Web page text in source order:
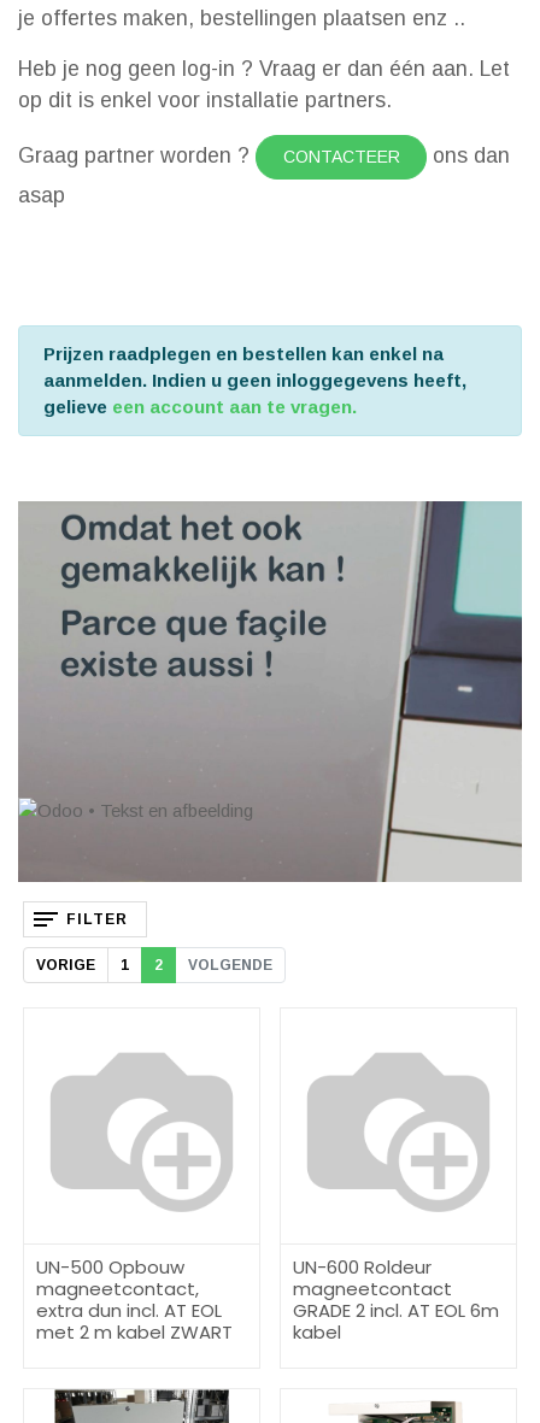
je offertes maken, bestellingen plaatsen enz ..
Heb je nog geen log-in ? Vraag er dan één aan. Let
op dit is enkel voor installatie partners.
Graag partner worden ? CONTACTEER
ons dan
asap
Prijzen raadplegen en bestellen kan enkel na
aanmelden. Indien u geen inloggegevens heeft,
gelieve een account aan te vragen.
FILTER
VORIGE 1 2 VOLGENDE
UN-500 Opbouw
magneetcontact,
extra dun incl. AT EOL
met 2 m kabel ZWART
UN-600 Roldeur
magneetcontact
GRADE 2 incl. AT EOL 6m
kabel